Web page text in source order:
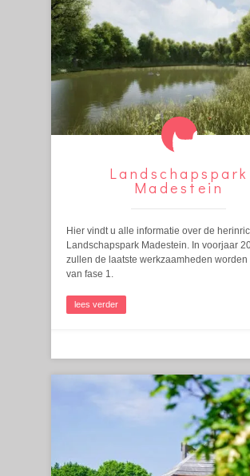
Landschapspark
Madestein
Hier vindt u alle informatie over de
Landschapspark Madestein. In voorjaar
zullen de laatste werkzaamheden worden
van fase 1.
lees verder